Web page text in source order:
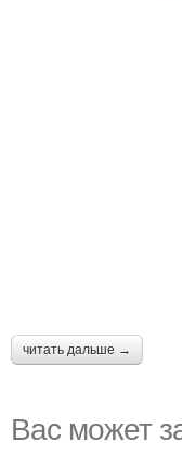
читать дальше →
Вас может